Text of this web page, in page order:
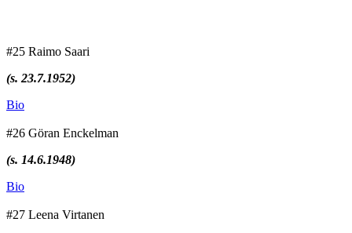
#25 Raimo Saari
(s. 23.7.1952)
Bio
#26 Göran Enckelman
(s. 14.6.1948)
Bio
#27 Leena Virtanen